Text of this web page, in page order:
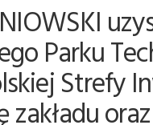
Parku
Strefy
zakładu